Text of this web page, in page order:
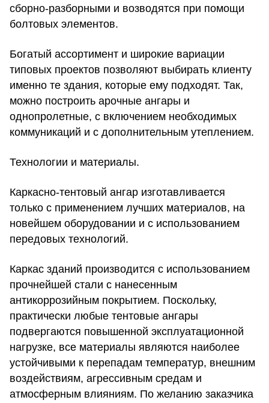
сборно-разборными и возводятся при помощи
болтовых элементов.
Богатый ассортимент и широкие вариации
типовых проектов позволяют выбирать клиенту
именно те здания, которые ему подходят. Так,
можно построить арочные ангары и
однопролетные, с включением необходимых
коммуникаций и с дополнительным утеплением.
Технологии и материалы.
Каркасно-тентовый ангар изготавливается
только с применением лучших материалов, на
новейшем оборудовании и с использованием
передовых технологий.
Каркас зданий производится с использованием
прочнейшей стали с нанесенным
антикоррозийным покрытием. Поскольку,
практически любые тентовые ангары
подвергаются повышенной эксплуатационной
нагрузке, все материалы являются наиболее
устойчивыми к перепадам температур, внешним
воздействиям, агрессивным средам и
атмосферным влияниям. По желанию заказчика